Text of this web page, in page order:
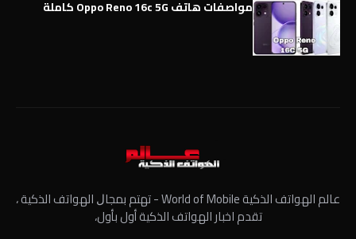
مواصفات هاتف Oppo Reno 16c 5G كاملة
عالم الهواتف الذكية World of Mobile - ﺗﻬﺘﻢ ﺑﻤﺠﺎﻝ الهواتف الذكية ،
تقدم اخبار الهواتف الذكية أول بأول،